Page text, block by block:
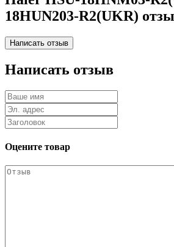
18HUN203-R2(UKR)
Написать отзыв
Оцените товар